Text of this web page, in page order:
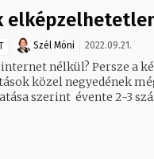
Szél Móni 2022.09.21.
nélkül? Persze a
közel negyedének
szerint évente 2-3